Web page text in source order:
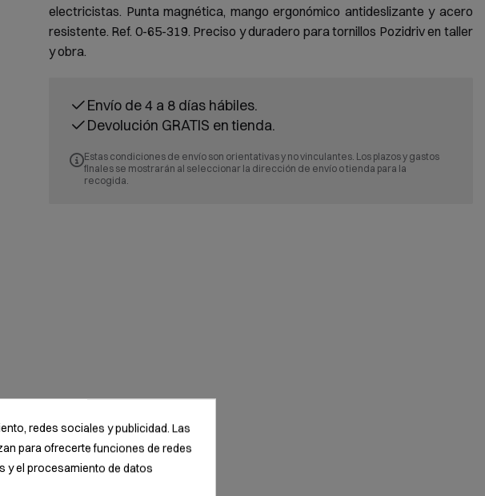
electricistas. Punta magnética, mango ergonómico antideslizante y acero
resistente. Ref. 0-65-319. Preciso y duradero para tornillos Pozidriv en taller
y obra.
Envío de 4 a 8 días hábiles.
Devolución GRATIS en tienda.
Estas condiciones de envío son orientativas y no vinculantes. Los plazos y gastos
finales se mostrarán al seleccionar la dirección de envío o tienda para la
recogida.
redes sociales y publicidad. Las
para ofrecerte funciones de redes
y el procesamiento de datos